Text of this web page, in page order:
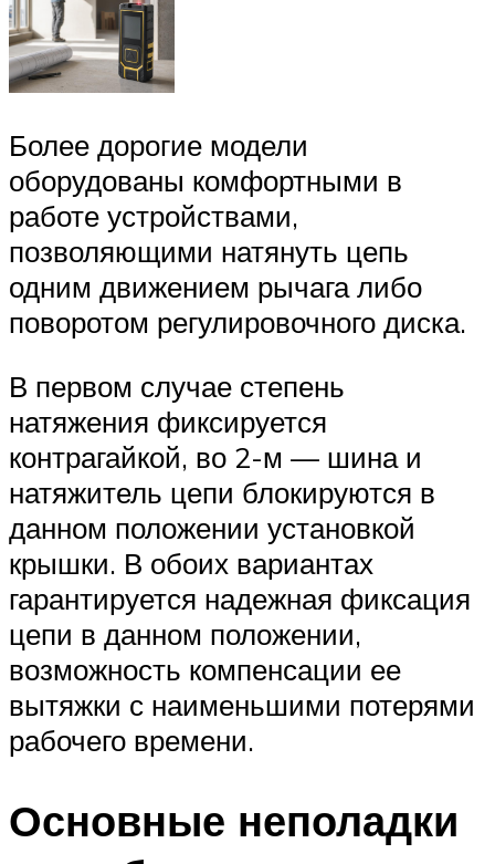
Более дорогие модели
оборудованы комфортными в
работе устройствами,
позволяющими натянуть цепь
одним движением рычага либо
поворотом регулировочного диска.
В первом случае степень
натяжения фиксируется
контрагайкой, во 2-м — шина и
натяжитель цепи блокируются в
данном положении установкой
крышки. В обоих вариантах
гарантируется надежная фиксация
цепи в данном положении,
возможность компенсации ее
вытяжки с наименьшими потерями
рабочего времени.
Основные неполадки